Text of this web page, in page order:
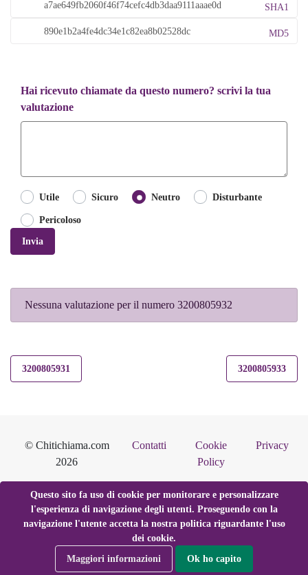
SHA1
MD5
Hai ricevuto chiamate da questo numero? scrivi la tua
valutazione
Utile Sicuro Neutro Disturbante
Pericoloso
Invia
Nessuna valutazione per il numero 3200805932
3200805931 3200805933
© Chitichiama.com
2026
Contatti
Cookie
Policy
Privacy
Questo sito fa uso di cookie per monitorare e personalizzare
l'esperienza di navigazione degli utenti. Proseguendo con la
navigazione l'utente accetta la nostra politica riguardante l'uso
dei cookie.
Maggiori informazioni
Ok ho capito